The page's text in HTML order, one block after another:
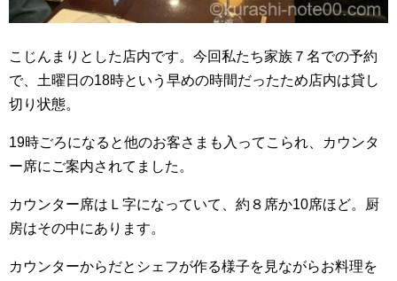
こじんまりとした店内です。今回私たち家族７名での予約
で、土曜日の18時という早めの時間だったため店内は貸し
切り状態。
19時ごろになると他のお客さまも入ってこられ、カウンタ
ー席にご案内されてました。
カウンター席はＬ字になっていて、約８席か10席ほど。厨
房はその中にあります。
カウンターからだとシェフが作る様子を見ながらお料理を